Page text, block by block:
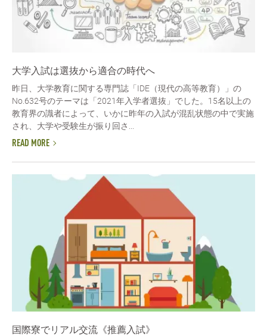
大学入試は選抜から適合の時代へ
昨日、大学教育に関する専門誌「IDE（現代の高等教育）」の
No.632号のテーマは「2021年入学者選抜」でした。15名以上の
教育界の識者によって、いかに昨年の入試が混乱状態の中で実施
され、大学や受験生が振り回さ...
READ MORE
国際寮でリアル交流《推薦入試》